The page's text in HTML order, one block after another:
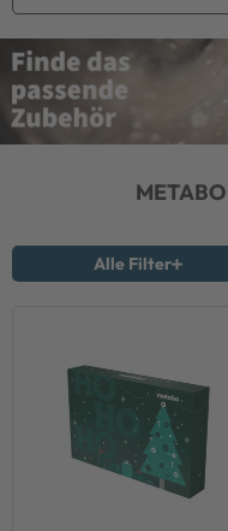
METABO
Alle Filter